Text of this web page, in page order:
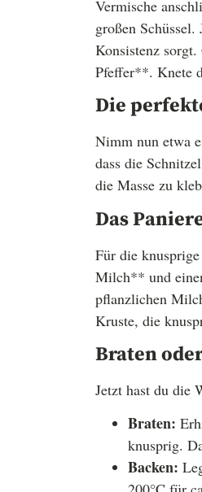
Vermische
großen
Konsistenz
Pfeffer**. Knete
Die
Nimm nun etwa
dass die
die Masse zu
Das
Für die
Milch** und
pflanzlichen
Kruste, die
Braten
Jetzt hast du die
Braten:
knusprig.
Backen: